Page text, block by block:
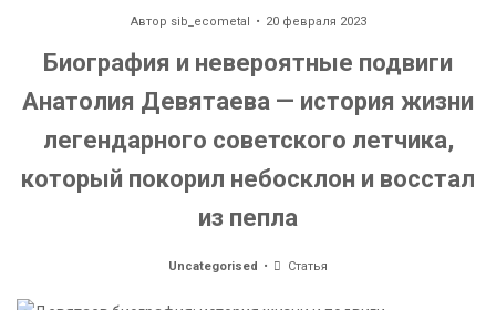
Автор sib_ecometal 20 февраля 2023
Биография и невероятные подвиги
Анатолия Девятаева — история жизни
легендарного советского летчика,
который покорил небосклон и восстал
из пепла
Uncategorised Статья